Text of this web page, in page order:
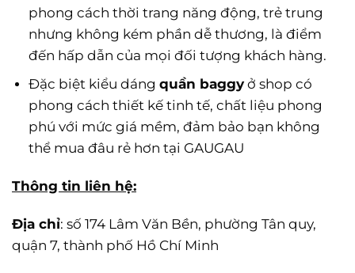
phong cách thời trang năng động, trẻ trung
nhưng không kém phần dễ thương, là điểm
đến hấp dẫn của mọi đối tượng khách hàng.
Đặc biệt kiểu dáng quần baggyở shop có
phong cách thiết kế tinh tế, chất liệu phong
phú với mức giá mềm, đảm bảo bạn không
thể mua đâu rẻ hơn tại GAUGAU
Thông tin liên hệ:
Địa chỉ: số 174 Lâm Văn Bền, phường Tân quy,
quận 7, thành phố Hồ Chí Minh